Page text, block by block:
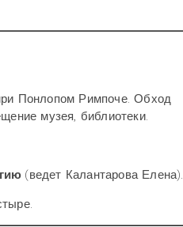
Понлопом Римпоче. Обход
музея, библиотеки.
(ведет Калантарова Елена).